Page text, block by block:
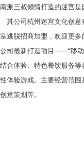
南派三叔倾情打造的迷宫
其公司杭州迷宫文化创意
室逃脱招商加盟，欢迎更
公司最新打造项目――“移动
结合体验、特色餐饮服务
性体验游戏。主要经营范
创意策划等。